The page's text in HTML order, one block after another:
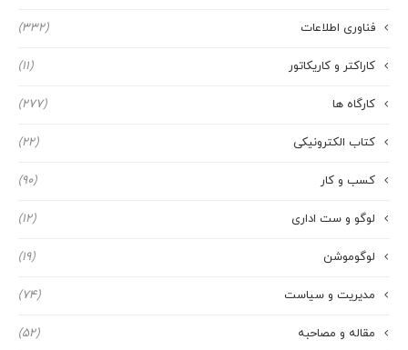
فناوری اطلاعات (332)
کاراکتر و کاریکاتور (11)
کارگاه ها (277)
کتاب الکترونیکی (22)
کسب و کار (90)
لوگو و ست اداری (12)
لوگوموشن (19)
مدیریت و سیاست (74)
مقاله و مصاحبه (52)